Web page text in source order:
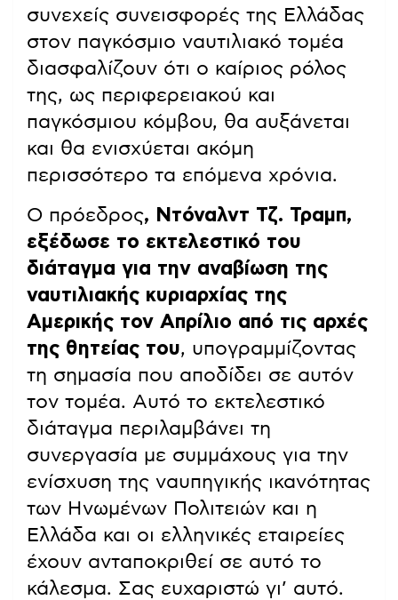
συνεχείς συνεισφορές της Ελλάδας
στον παγκόσμιο ναυτιλιακό τομέα
διασφαλίζουν ότι ο καίριος ρόλος
της, ως περιφερειακού και
παγκόσμιου κόμβου, θα αυξάνεται
και θα ενισχύεται ακόμη
περισσότερο τα επόμενα χρόνια.
Ο πρόεδρος, Ντόναλντ Τζ. Τραμπ,
εξέδωσε το εκτελεστικό του
διάταγμα για την αναβίωση της
ναυτιλιακής κυριαρχίας της
Αμερικής τον Απρίλιο από τις αρχές
της θητείας του, υπογραμμίζοντας
τη σημασία που αποδίδει σε αυτόν
τον τομέα. Αυτό το εκτελεστικό
διάταγμα περιλαμβάνει τη
συνεργασία με συμμάχους για την
ενίσχυση της ναυπηγικής ικανότητας
των Ηνωμένων Πολιτειών και η
Ελλάδα και οι ελληνικές εταιρείες
έχουν ανταποκριθεί σε αυτό το
κάλεσμα. Σας ευχαριστώ γι’ αυτό.